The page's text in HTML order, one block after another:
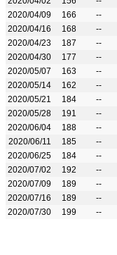
2020/04/09
166 --
2020/04/16
168 --
2020/04/23
187 --
2020/04/30
177 --
2020/05/07
163 --
2020/05/14
162 --
2020/05/21
184 --
2020/05/28
191 --
2020/06/04
188 --
2020/06/11
185 --
2020/06/25
184 --
2020/07/02
192 --
2020/07/09
189 --
2020/07/16
189 --
2020/07/30
199 --